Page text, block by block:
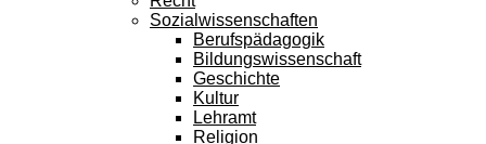
Sozialwissenschaften
Berufspädagogik
Bildungswissenschaft
Geschichte
Kultur
Lehramt
Religion